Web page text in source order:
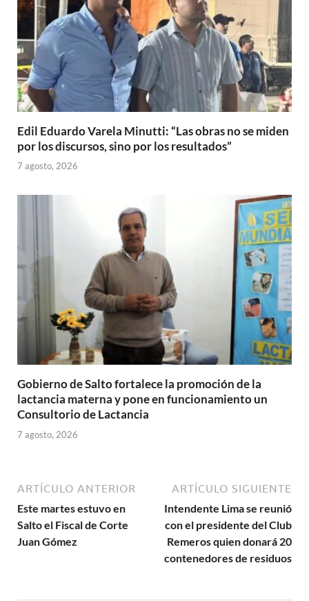
Edil Eduardo Varela Minutti: “Las obras no se miden
por los discursos, sino por los resultados”
7 agosto, 2026
Gobierno de Salto fortalece la promoción de la
lactancia materna y pone en funcionamiento un
Consultorio de Lactancia
7 agosto, 2026
ARTÍCULO ANTERIOR
Este martes estuvo en
Salto el Fiscal de Corte
Juan Gómez
ARTÍCULO SIGUIENTE
Intendente Lima se reunió
con el presidente del Club
Remeros quien donará 20
contenedores de residuos